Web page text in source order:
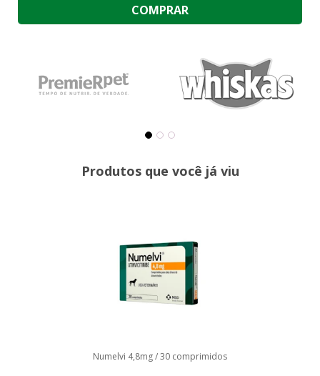
COMPRAR
Produtos que você já viu
Numelvi 4,8mg / 30 comprimidos